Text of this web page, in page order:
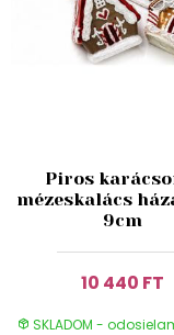
Piros
mézeskalács
9cm
10 440 FT
SKLADOM -